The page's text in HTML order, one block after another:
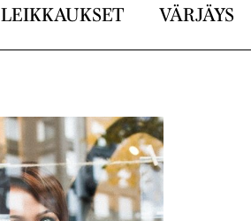
LEIKKAUKSET VÄRJÄYS